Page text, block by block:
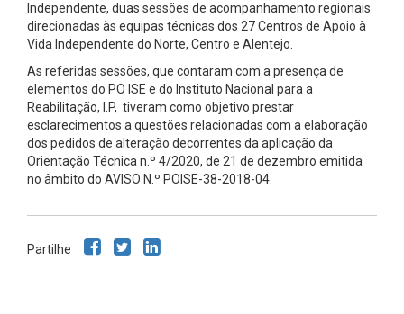
Independente, duas sessões de acompanhamento regionais
direcionadas às equipas técnicas dos 27 Centros de Apoio à
Vida Independente do Norte, Centro e Alentejo.
As referidas sessões, que contaram com a presença de
elementos do PO ISE e do Instituto Nacional para a
Reabilitação, I.P, tiveram como objetivo prestar
esclarecimentos a questões relacionadas com a elaboração
dos pedidos de alteração decorrentes da aplicação da
Orientação Técnica n.º 4/2020, de 21 de dezembro emitida
no âmbito do AVISO N.º POISE-38-2018-04.
Partilhe